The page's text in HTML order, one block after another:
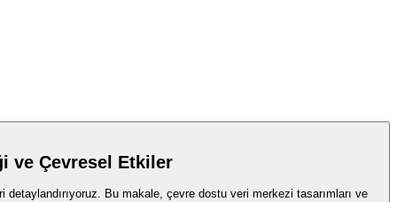
ve Çevresel Etkiler
Bu makale, çevre dostu veri merkezi tasarımları ve